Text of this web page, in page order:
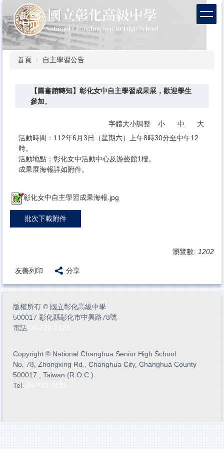
到
主
要
內
首頁 自主學習公告
【圖書館轉知】彰化女中自主學習成果展，歡迎學生
參加。
字體大小調整 小 中
大
活動時間：112年6月3日（星期六）上午8時30分至中午12
時。
活動地點：彰化女中活動中心及游藝館1樓。
成果展海報詳如附件。
彰化女中自主學習成果海報.jpg
批次下載附件
瀏覽數: 1202
友善列印 分享
版權所有 © 國立彰化高級中學
500017 彰化縣彰化市中興路78號
電話
Copyright © National Changhua Senior High School
No. 78, Zhongxing Rd., Changhua City, Changhua County
500017 , Taiwan (R.O.C.)
Tel.